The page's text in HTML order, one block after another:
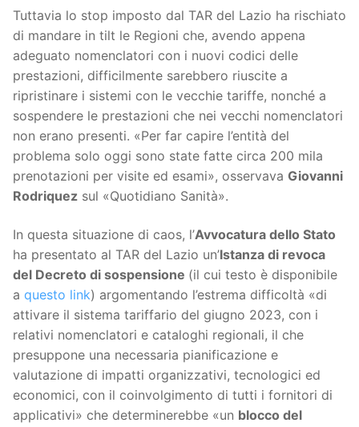
Tuttavia lo stop imposto dal TAR del Lazio ha rischiato
di mandare in tilt le Regioni che, avendo appena
adeguato nomenclatori con i nuovi codici delle
prestazioni, difficilmente sarebbero riuscite a
ripristinare i sistemi con le vecchie tariffe, nonché a
sospendere le prestazioni che nei vecchi nomenclatori
non erano presenti. «Per far capire l’entità del
problema solo oggi sono state fatte circa 200 mila
prenotazioni per visite ed esami», osservava Giovanni
Rodriquez sul «Quotidiano Sanità».
In questa situazione di caos, l’Avvocatura dello Stato
ha presentato al TAR del Lazio un’Istanza di revoca
del Decreto di sospensione (il cui testo è disponibile
a questo link) argomentando l’estrema difficoltà «di
attivare il sistema tariffario del giugno 2023, con i
relativi nomenclatori e cataloghi regionali, il che
presuppone una necessaria pianificazione e
valutazione di impatti organizzativi, tecnologici ed
economici, con il coinvolgimento di tutti i fornitori di
applicativi» che determinerebbe «un blocco del